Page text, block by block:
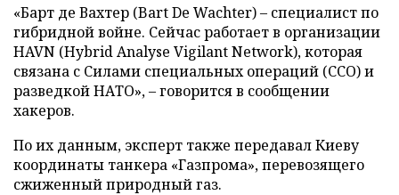
«Барт де Вахтер (Bart De Wachter) – специалист по
гибридной войне. Сейчас работает в организации
HAVN (Hybrid Analyse Vigilant Network), которая
связана с Силами специальных операций (ССО) и
разведкой НАТО», – говорится в сообщении
хакеров.
По их данным, эксперт также передавал Киеву
координаты танкера «Газпрома», перевозящего
сжиженный природный газ.